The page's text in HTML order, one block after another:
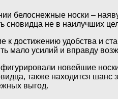
белоснежные носки –
сновидца не в наилучших
достижению удобства и
мало усилий и вправду
новейшие
также находится шанс
выгод.